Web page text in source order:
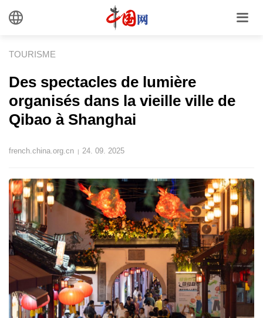
TOURISME
​Des spectacles de lumière
organisés dans la vieille ville de
Qibao à Shanghai
french.china.org.cn | 24. 09. 2025